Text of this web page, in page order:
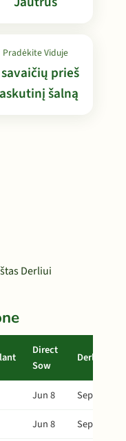
Pradėkite Viduje
prieš
šalną
Derliui
Direct
Sow
Derlius
Jun 8
Sep 6
Jun 8
Sep 6